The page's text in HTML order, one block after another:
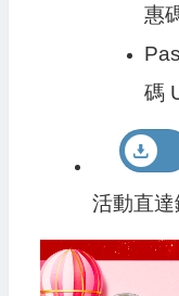
惠
碼
活動直達